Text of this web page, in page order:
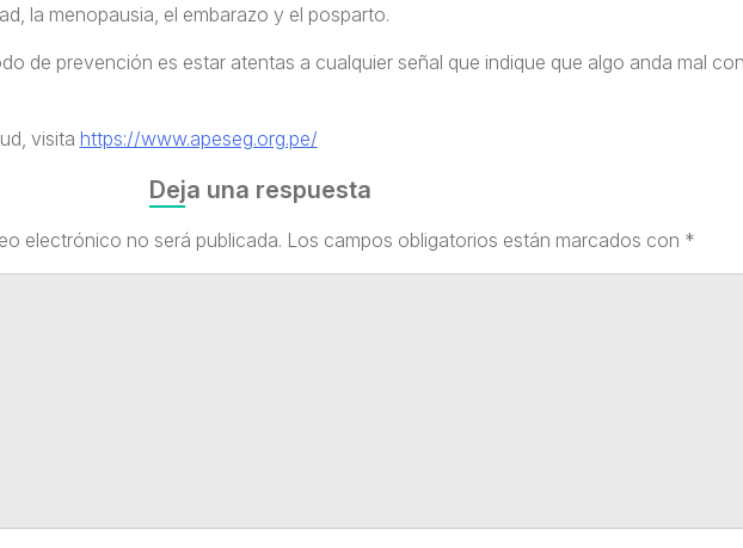
la menopausia, el embarazo y el posparto.
de prevención es estar atentas a cualquier señal que indique que algo anda mal
visita https://www.apeseg.org.pe/
Deja una respuesta
electrónico no será publicada. Los campos obligatorios están marcados con *